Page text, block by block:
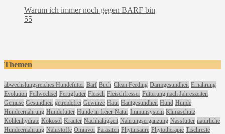
Warum ich immer noch gegen BARF bin
55
Themen
abwechslungsreiches Hundefutter Barf Buch Clean Feeding Darmgesundheit Ernährung
Evolution Fellwechsel Fertigfutter Fleisch Fleischfresser Fütterung nach Jahreszeiten
Gemüse Gesundheit getreidefrei Gewürze Haut Hautgesundheit Hund Hunde
Hundeernährung Hundefutter Hunde in freier Natur Immunsystem Klimaschutz
Kohlenhydrate Kokosöl Kräuter Nachhaltigkeit Nahrungsergänzung Nassfutter natürliche
Hundeernährung Nährstoffe Omnivor Parasiten Phytinsäure Phytotherapie Tischreste